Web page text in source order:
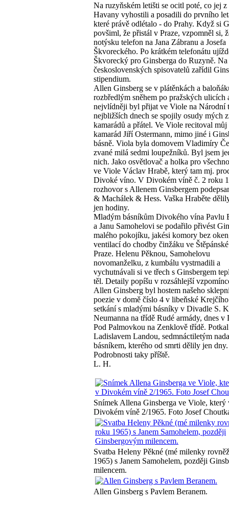
Na ruzyňském letišti se ocitl poté, co jej z
Havany vyhostili a posadili do prvního
které právě odlétalo - do Prahy. Když si
povšiml, že přistál v Praze, vzpomněl si,
notýsku telefon na Jana Zábranu a Josefa
Škvoreckého. Po krátkém telefonátu
Škvorecký pro Ginsberga do Ruzyně. Na
československých spisovatelů zařídil
stipendium.
Allen Ginsberg se v plátěnkách a
rozbředlým sněhem po pražských ulicích
nejvlídněji byl přijat ve Viole na Národní
nejbližších dnech se spojily osudy mých
kamarádů a přátel. Ve Viole recitoval můj
kamarád Jiří Ostermann, mimo jiné i
básně. Viola byla domovem Vladimíry
zvané milá sedmi loupežníků. Byl jsem
nich. Jako osvětlovač a holka pro
ve Viole Václav Hrabě, který tam mj.
Divoké víno. V Divokém víně č. 2 roku
rozhovor s Allenem Ginsbergem
& Machálek & Hess. Vaška Hraběte
jen hodiny.
Mladým básníkům Divokého vína Pavlu
a Janu Samohelovi se podařilo přivést
malého pokojíku, jakési komory bez
ventilací do chodby činžáku ve
Praze. Helenu Pěknou, Samohelovu
novomanželku, z kumbálu vystrnadili a
vychutnávali si ve třech s Ginsbergem
těl. Detaily popíšu v rozsáhlejší
Allen Ginsberg byl hostem našeho
poezie v domě číslo 4 v libeňské
setkání s mladými básníky v Divadle S.
Neumanna na třídě Rudé armády, dnes v
Pod Palmovkou na Zenklově třídě. Potkal
Ladislavem Landou, sedmnáctiletým
básníkem, kterého od smrti dělily jen dny.
Podrobnosti taky příště.
L. H.
Snímek Allena Ginsberga ve Viole, který
Divokém víně 2/1965. Foto Josef
Svatba Heleny Pěkné (mé milenky
1965) s Janem Samohelem, později
milencem.
Allen Ginsberg s Pavlem Beranem.